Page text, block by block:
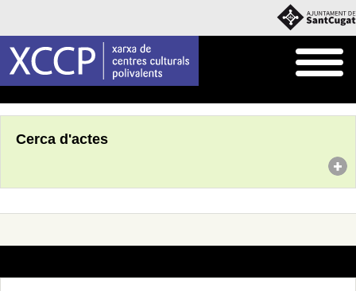
Cerca d'actes